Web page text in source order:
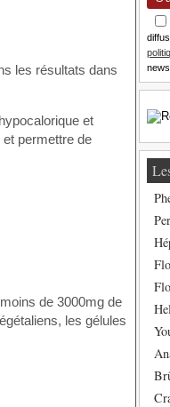
les résultats dans
et
permettre de
de 3000mg de
les gélules